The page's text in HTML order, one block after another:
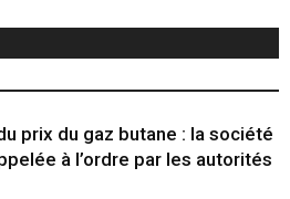
prix du gaz butane : la société
à l’ordre par les autorités